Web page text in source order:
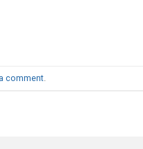
comment